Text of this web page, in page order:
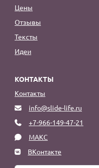
Цены
Отзывы
Тексты
Идеи
КОНТАКТЫ
Контакты
info@slide-life.ru
+7-966-149-47-21
МАКС
ВКонтакте